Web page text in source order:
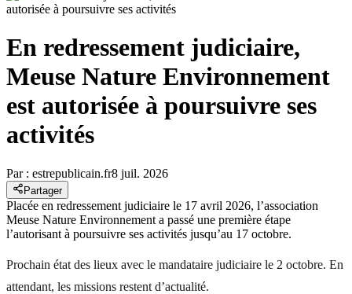
En redressement judiciaire,
Meuse Nature Environnement
est autorisée à poursuivre ses
activités
Par : estrepublicain.fr8 juil. 2026
Partager
Placée en redressement judiciaire le 17 avril 2026, l’association
Meuse Nature Environnement a passé une première étape
l’autorisant à poursuivre ses activités jusqu’au 17 octobre.
Prochain état des lieux avec le mandataire judiciaire le 2 octobre. En
attendant, les missions restent d’actualité.